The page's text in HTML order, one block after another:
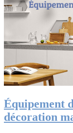
Équipement
décoration